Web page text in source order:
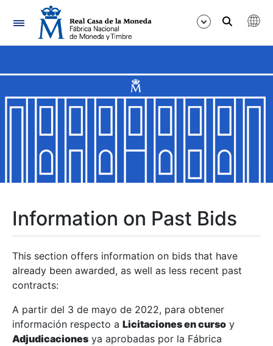
Navigation
Show/Hide
Show/Hide
Show/Hide
Show/Hide
Show/Hide
Information on Past Bids
This section offers information on bids that have
already been awarded, as well as less recent past
contracts:
A partir del 3 de mayo de 2022, para obtener
información respecto a Licitaciones en curso y
Adjudicaciones ya aprobadas por la Fábrica